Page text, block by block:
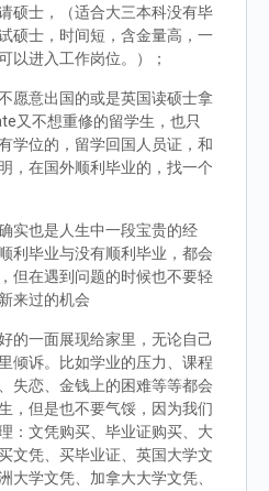
硕士，（适合大三本科没有毕
硕士，时间短，含金量高，一
以进入工作岗位。）；
愿意出国的或是英国读硕士拿
又不想重修的留学生，也只
学位的，留学回国人员证，和
，在国外顺利毕业的，找一个
实也是人生中一段宝贵的经
利毕业与没有顺利毕业，都会
但在遇到问题的时候也不要轻
来过的机会
的一面展现给家里，无论自己
倾诉。比如学业的压力、课程
失恋、金钱上的困难等等都会
，但是也不要气馁，因为我们
：文凭购买、毕业证购买、大
文凭、买毕业证、英国大学文
大学文凭、加拿大大学文凭、